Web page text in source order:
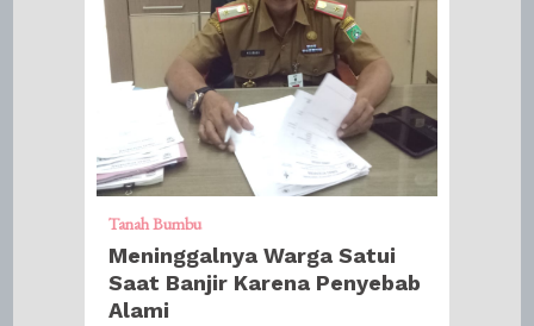
Tanah Bumbu
Meninggalnya Warga Satui
Saat Banjir Karena Penyebab
Alami